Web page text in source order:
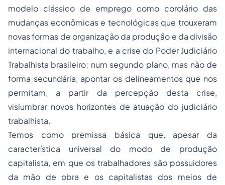
modelo clássico de emprego como corolário das
mudanças econômicas e tecnológicas que trouxeram
novas formas de organização da produção e da divisão
internacional do trabalho, e a crise do Poder Judiciário
Trabalhista brasileiro; num segundo plano, mas não de
forma secundária, apontar os delineamentos que nos
permitam, a partir da percepção desta crise,
vislumbrar novos horizontes de atuação do judiciário
trabalhista.
Temos como premissa básica que, apesar da
característica universal do modo de produção
capitalista, em que os trabalhadores são possuidores
da mão de obra e os capitalistas dos meios de